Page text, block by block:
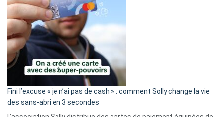
Fini l’excuse « je n’ai pas de cash » : comment Solly change la vie
des sans-abri en 3 secondes